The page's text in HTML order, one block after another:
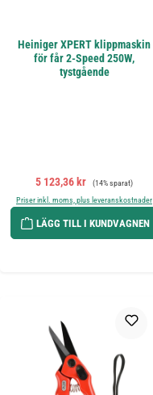
Heiniger XPERT klippmaskin
för får 2-Speed 250W,
tystgående
Försäljningspris:
5 123,36 kr Ordinarie pris:
(14% sparat)
Priser inkl. moms, plus leveranskostnader
LÄGG TILL I KUNDVAGNEN